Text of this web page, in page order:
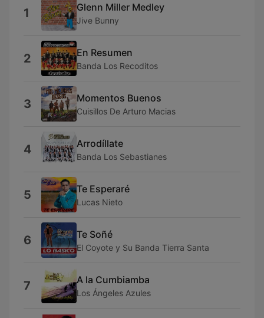
1 Glenn Miller Medley
Jive Bunny
2 En Resumen
Banda Los Recoditos
3 Momentos Buenos
Cuisillos De Arturo Macias
4 Arrodíllate
Banda Los Sebastianes
5 Te Esperaré
Lucas Nieto
6 Te Soñé
El Coyote y Su Banda Tierra Santa
7 A la Cumbiamba
Los Ángeles Azules